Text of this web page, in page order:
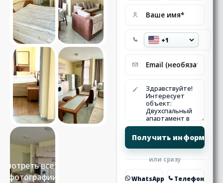
Смотреть все 15
фотографии
или сразу
WhatsApp Телефон